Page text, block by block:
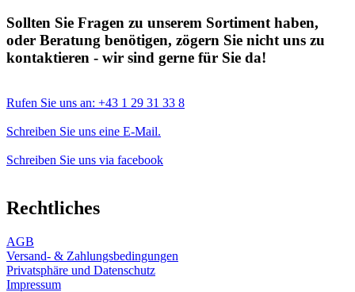
Sollten Sie Fragen zu unserem Sortiment haben,
oder Beratung benötigen, zögern Sie nicht uns zu
kontaktieren - wir sind gerne für Sie da!
Rufen Sie uns an: +43 1 29 31 33 8
Schreiben Sie uns eine E-Mail.
Schreiben Sie uns via facebook
Rechtliches
AGB
Versand- & Zahlungsbedingungen
Privatsphäre und Datenschutz
Impressum